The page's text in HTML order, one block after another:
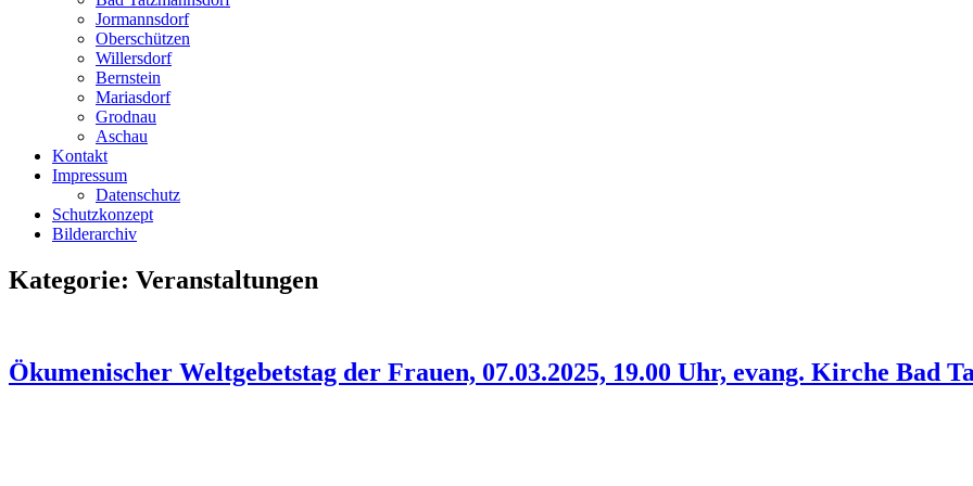
Jormannsdorf
Oberschützen
Willersdorf
Bernstein
Mariasdorf
Grodnau
Aschau
Kontakt
Impressum
Datenschutz
Schutzkonzept
Bilderarchiv
Kategorie: Veranstaltungen
Ökumenischer Weltgebetstag der Frauen, 07.03.2025, 19.00 Uhr, evang. Kirche Bad